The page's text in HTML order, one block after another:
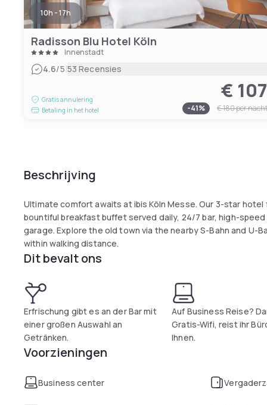
10h - 17h
Radisson Blu Hotel Köln
Innenstadt
4.6/5|53 Recensies
Gratis annulering
Betaling in het hotel
€
-41% € 180per
Beschrijving
Ultimate comfort awaits at ibis Köln Messe. Our 3-star
bountiful breakfast buffet served daily, 24/7 bar, high-
garage. Explore the old town via the nearby S-Bahn and
within walking distance.
Dit bevalt ons
Erfrischung gibt es an der Bar mit
einer großen Auswahl an
Getränken.
Auf Business Reise?
Gratis-Wifi, reist ihr
Ihnen.
Voorzieningen
Business center